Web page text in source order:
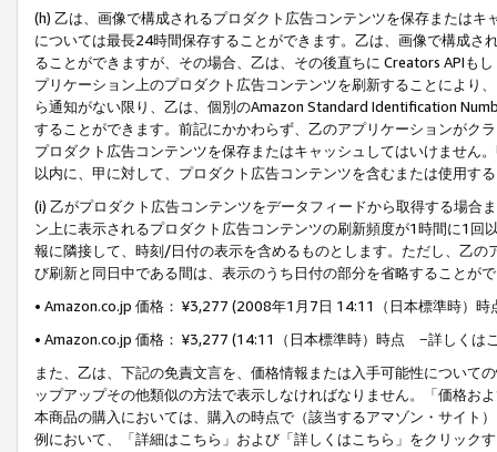
(h) 乙は、画像で構成されるプロダクト広告コンテンツを保存または
については最長24時間保存することができます。乙は、画像で構成
ることができますが、その場合、乙は、その後直ちに Creators APIも
プリケーション上のプロダクト広告コンテンツを刷新することにより
ら通知がない限り、乙は、個別のAmazon Standard Identification
することができます。前記にかかわらず、乙のアプリケーションがク
プロダクト広告コンテンツを保存またはキャッシュしてはいけません
以内に、甲に対して、プロダクト広告コンテンツを含むまたは使用す
(i) 乙がプロダクト広告コンテンツをデータフィードから取得する場合
ン上に表示されるプロダクト広告コンテンツの刷新頻度が1時間に1
報に隣接して、時刻/日付の表示を含めるものとします。ただし、乙
び刷新と同日中である間は、表示のうち日付の部分を省略することが
• Amazon.co.jp 価格： ¥3,277 (2008年1月7日 14:11（日本標準時）
• Amazon.co.jp 価格： ¥3,277 (14:11（日本標準時）時点 −詳しくは
また、乙は、下記の免責文言を、価格情報または入手可能性について
ップアップその他類似の方法で表示しなければなりません。「価格
本商品の購入においては、購入の時点で（該当するアマゾン・サイト
例において、「詳細はこちら」および「詳しくはこちら」をクリック